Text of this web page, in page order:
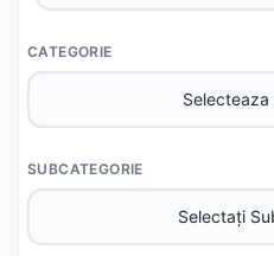
CATEGORIE
SUBCATEGORIE